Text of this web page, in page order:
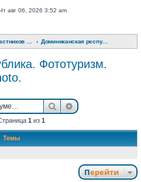
авг 06, 2026 3:52 am
Доминиканская республика. Фототуризм. Dominican republic. Photo.
Фототуризм.
ПоискРасширенный
1 из 1
Темы
Перейти